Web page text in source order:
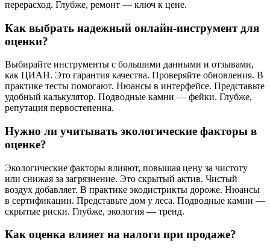
перерасход. Глубже, ремонт — ключ к цене.
Как выбрать надежный онлайн-инструмент для
оценки?
Выбирайте инструменты с большими данными и отзывами,
как ЦИАН. Это гарантия качества. Проверяйте обновления. В
практике тесты помогают. Нюансы в интерфейсе. Представьте
удобный калькулятор. Подводные камни — фейки. Глубже,
репутация первостепенна.
Нужно ли учитывать экологические факторы в
оценке?
Экологические факторы влияют, повышая цену за чистоту
или снижая за загрязнение. Это скрытый актив. Чистый
воздух добавляет. В практике экодистрикты дороже. Нюансы
в сертификации. Представьте дом у леса. Подводные камни —
скрытые риски. Глубже, экология — тренд.
Как оценка влияет на налоги при продаже?